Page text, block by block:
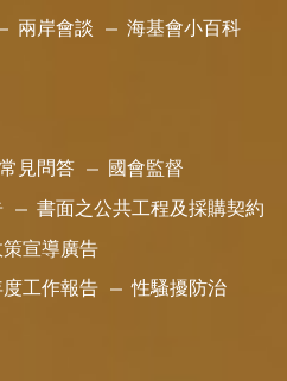
兩岸會談 海基會小百科
常見問答 國會監督
書面之公共工程及採購契約
宣導廣告
度工作報告 性騷擾防治